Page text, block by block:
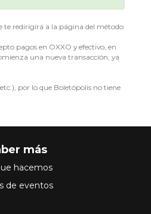
te redirigirá a la página del método
pagos en OXXO y efectivo, en
una nueva transacción, ya
por lo que Boletópolis no tiene
más
hacemos
de eventos